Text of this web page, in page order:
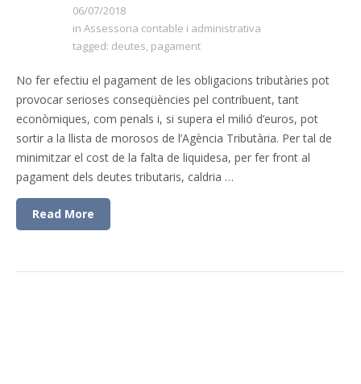
06/07/2018
in Assessoria contable i administrativa
tagged: deutes, pagament
No fer efectiu el pagament de les obligacions tributàries pot
provocar serioses conseqüències pel contribuent, tant
econòmiques, com penals i, si supera el milió d’euros, pot
sortir a la llista de morosos de l’Agència Tributària. Per tal de
minimitzar el cost de la falta de liquidesa, per fer front al
pagament dels deutes tributaris, caldria …
Read More